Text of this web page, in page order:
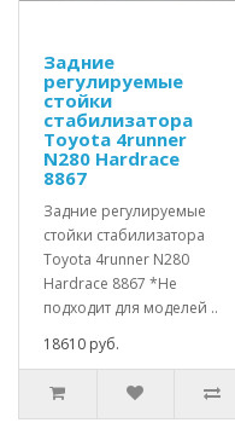
Задние
регулируемые
стойки
стабилизатора
Toyota 4runner
N280 Hardrace
8867
Задние регулируемые
стойки стабилизатора
Toyota 4runner N280
Hardrace 8867 *Не
подходит для моделей ..
18610 руб.